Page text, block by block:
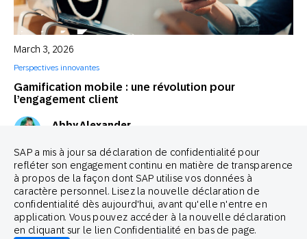
Gamification mobile : une révolution pour
l’engagement client
March 3, 2026
Perspectives innovantes
Abby Alexander
SAP a mis à jour sa déclaration de confidentialité pour
refléter son engagement continu en matière de transparence
à propos de la façon dont SAP utilise vos données à
caractère personnel. Lisez la nouvelle déclaration de
confidentialité dès aujourd'hui, avant qu'elle n'entre en
application. Vous pouvez accéder à la nouvelle déclaration
en cliquant sur le lien Confidentialité en bas de page.